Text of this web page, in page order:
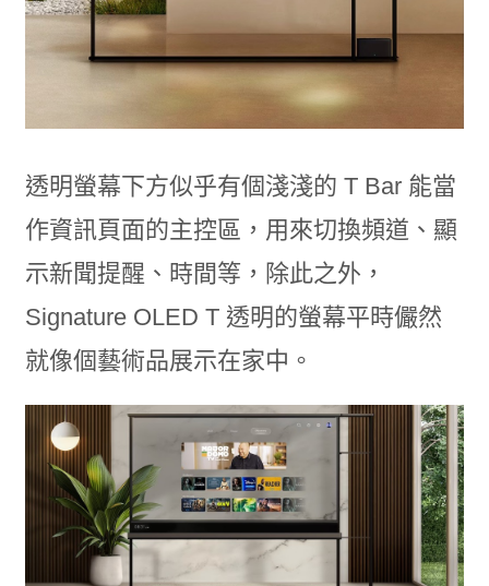
透明螢幕下方似乎有個淺淺的 T Bar 能當
作資訊頁面的主控區，用來切換頻道、顯
示新聞提醒、時間等，除此之外，
Signature OLED T 透明的螢幕平時儼然
就像個藝術品展示在家中。